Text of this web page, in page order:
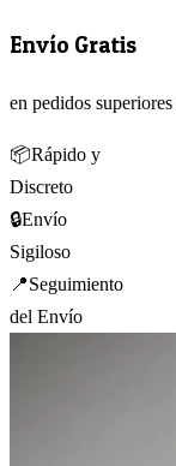
Envío Gratis
en pedidos
📦Rápido y
Discreto
🔒Envío
Sigiloso
📍Seguimiento
del Envío